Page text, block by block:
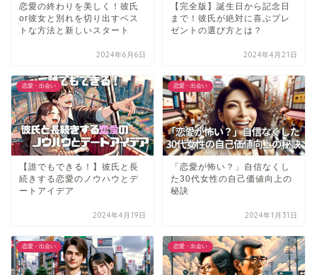
恋愛の終わりを美しく！彼氏
or彼女と別れを切り出すベス
トな方法と新しいスタート
2024年6月6日
【完全版】誕生日から記念日
まで！彼氏が絶対に喜ぶプレ
ゼントの選び方とは？
2024年4月21日
恋愛・出会い
【誰でもできる！】彼氏と長
続きする恋愛のノウハウとデ
ートアイデア
2024年4月19日
恋愛・出会い
「恋愛が怖い？」自信なくし
た30代女性の自己価値向上の
秘訣
2024年1月31日
恋愛・出会い 恋愛・出会い